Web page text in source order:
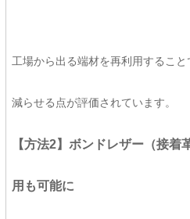
工場から出る端材を再利用するこ
減らせる点が評価されています。
【方法2】ボンドレザー（接
用も可能に